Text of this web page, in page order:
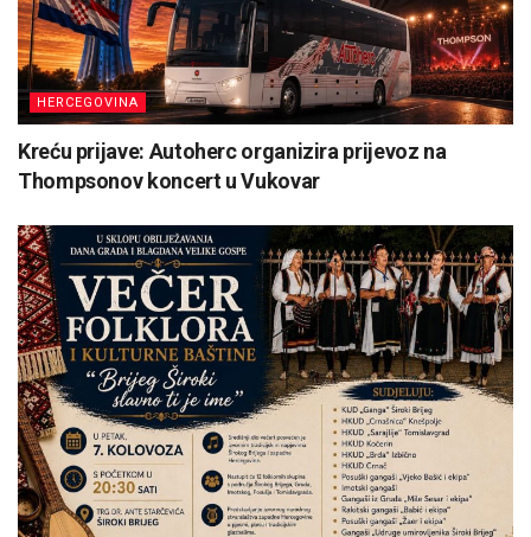
HERCEGOVINA
Kreću prijave: Autoherc organizira prijevoz na
Thompsonov koncert u Vukovar